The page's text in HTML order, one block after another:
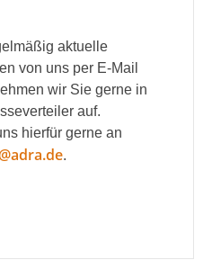
aktuelle
von uns per E-Mail
wir Sie gerne in
auf.
hierfür gerne an
.